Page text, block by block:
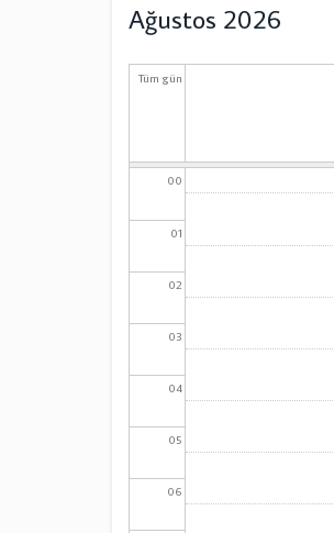
Ağustos 2026
Tüm gün
00
01
02
03
04
05
06